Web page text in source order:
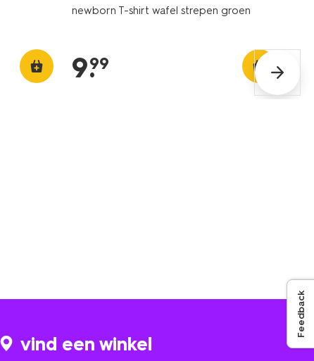
newborn T-shirt wafel strepen groen
9.
99
vind een winkel
Feedback